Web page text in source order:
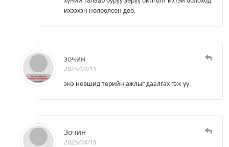
ихээхэн нөлөөлсөн дөө.
зочин
2025/04/15
энэ новшид төрийн ажлыг даалгах гэж үү.
Зочин
2025/04/15